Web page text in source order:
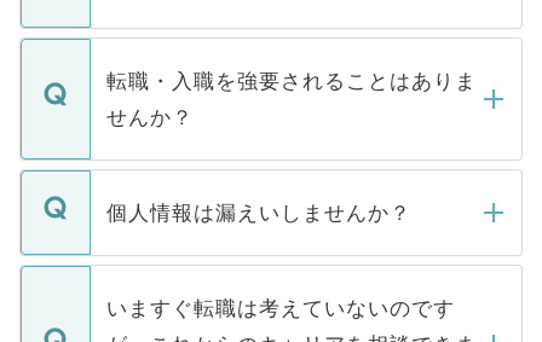
ます。通常、5営業日以内にはご連絡をせて
いただきますので、しばらくお待ちくださ
マイナビDOCTORで取り扱っている求人の
うち約3割は、Webサイトからご覧いただ
けない「非公開求人」です。非公開求人は
下記の理由によって、一般には公開してい
ません。
■応募殺到を避けるため 人気のある医療機
関を公にしてしまうと、応募が殺到する場
に、医療機関が求める条件に合った人材の
転職・入職を強要されることはありま
せんか？
転職・入職を強要することは一切ありませ
ん。また、仮に応募先から内定をいただい
定を承諾する必要はありません。内定先へ
の辞退の連絡はキャリアパートナーが行い
個人情報は漏えいしませんか？
個人情報が漏えいすることはありませんの
で、ご安心ください。当サイトからの登録
などで収集したご登録者様の個人情報は、
いますぐ転職は考えていないのです